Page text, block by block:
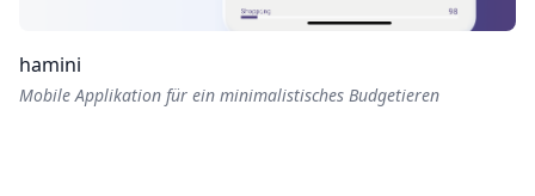
hamini
Mobile Applikation für ein minimalistisches Budgetieren